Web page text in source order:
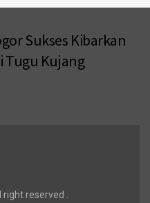
Sukses Kibarkan
Tugu Kujang
right reserved